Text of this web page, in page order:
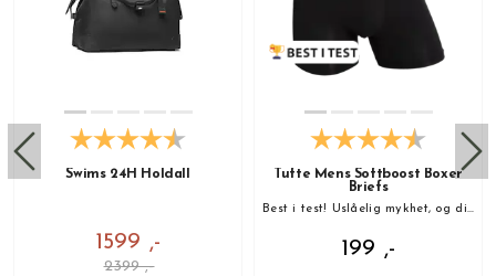
Swims 24H Holdall
1599 ,-
2399 ,-
Tufte Mens Softboost Boxer
Briefs
Best i test! Uslåelig mykhet, og din nye favoritt!
199 ,-